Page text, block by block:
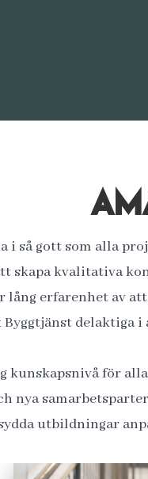
i så gott som alla
skapa kvalitativa
erfarenhet av
Byggtjänst delaktiga
kunskapsnivå för
nya
utbildningar